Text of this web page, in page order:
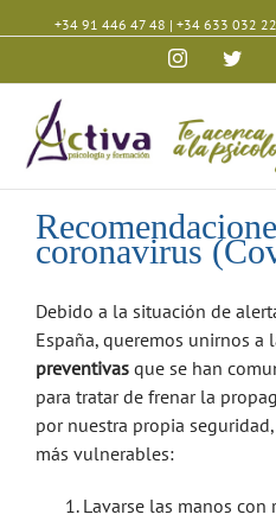
+34 91 446 47 48 | +34 633 032
Instagram
coronavirus
Debido a la situación de
España, queremos unirnos a
preventivas que se han
para tratar de frenar la
por nuestra propia
más vulnerables:
Lavarse las manos